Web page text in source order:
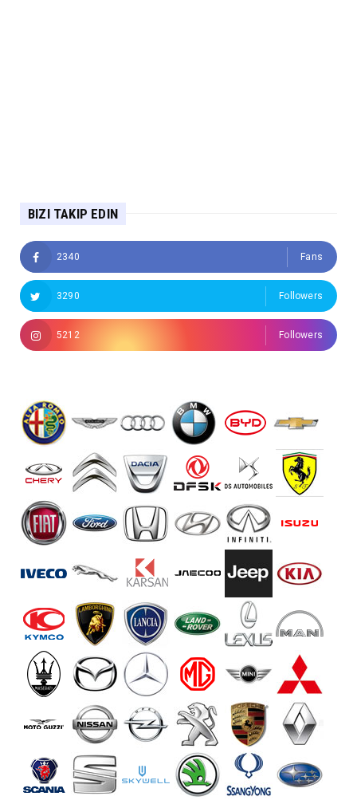
BIZI TAKIP EDIN
2340 Fans
3290 Followers
5212 Followers